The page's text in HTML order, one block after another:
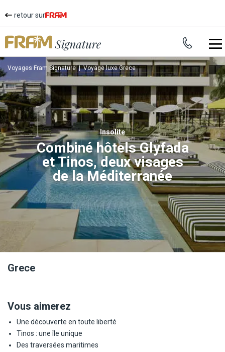
retour sur
Voyages Fram Signature |Voyage luxe Grece
insolite
Combiné hôtels Glyfada
et Tinos, deux visages
de la Méditerranée
Grece
Vous aimerez
Une découverte en toute liberté
Tinos : une île unique
Des traversées maritimes